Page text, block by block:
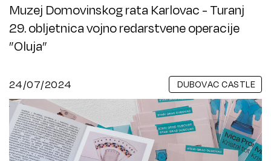
Muzej Domovinskog rata Karlovac - Turanj
29. obljetnica vojno redarstvene operacije
”Oluja”
24/07/2024 DUBOVAC CASTLE